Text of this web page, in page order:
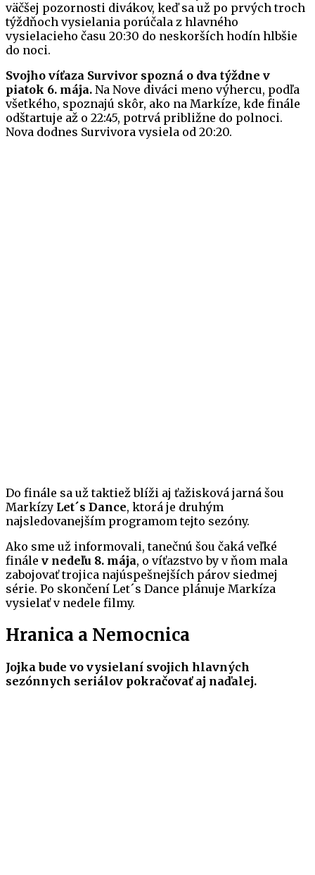
väčšej pozornosti divákov, keď sa už po prvých troch
týždňoch vysielania porúčala z hlavného
vysielacieho času 20:30 do neskorších hodín hlbšie
do noci.
Svojho víťaza Survivor spozná o dva týždne v
piatok 6. mája. Na Nove diváci meno výhercu, podľa
všetkého, spoznajú skôr, ako na Markíze, kde finále
odštartuje až o 22:45, potrvá približne do polnoci.
Nova dodnes Survivora vysiela od 20:20.
Do finále sa už taktiež blíži aj ťažisková jarná šou
Markízy Let´s Dance, ktorá je druhým
najsledovanejším programom tejto sezóny.
Ako sme už informovali, tanečnú šou čaká veľké
finále v nedeľu 8. mája, o víťazstvo by v ňom mala
zabojovať trojica najúspešnejších párov siedmej
série. Po skončení Let´s Dance plánuje Markíza
vysielať v nedele filmy.
Hranica a Nemocnica
Jojka bude vo vysielaní svojich hlavných
sezónnych seriálov pokračovať aj naďalej.